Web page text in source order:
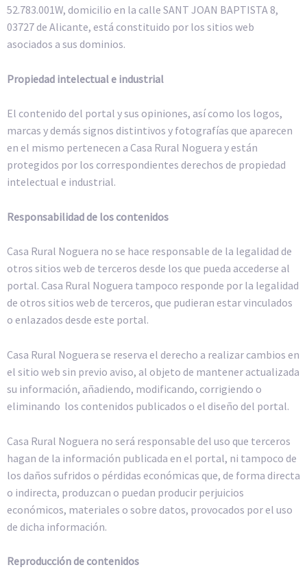
52.783.001W, domicilio en la calle SANT JOAN BAPTISTA 8,
03727 de Alicante, está constituido por los sitios web
asociados a sus dominios.
Propiedad intelectual e industrial
El contenido del portal y sus opiniones, así como los logos,
marcas y demás signos distintivos y fotografías que aparecen
en el mismo pertenecen a Casa Rural Noguera y están
protegidos por los correspondientes derechos de propiedad
intelectual e industrial.
Responsabilidad de los contenidos
Casa Rural Noguera no se hace responsable de la legalidad de
otros sitios web de terceros desde los que pueda accederse al
portal. Casa Rural Noguera tampoco responde por la legalidad
de otros sitios web de terceros, que pudieran estar vinculados
o enlazados desde este portal.
Casa Rural Noguera se reserva el derecho a realizar cambios en
el sitio web sin previo aviso, al objeto de mantener actualizada
su información, añadiendo, modificando, corrigiendo o
eliminando los contenidos publicados o el diseño del portal.
Casa Rural Noguera no será responsable del uso que terceros
hagan de la información publicada en el portal, ni tampoco de
los daños sufridos o pérdidas económicas que, de forma directa
o indirecta, produzcan o puedan producir perjuicios
económicos, materiales o sobre datos, provocados por el uso
de dicha información.
Reproducción de contenidos